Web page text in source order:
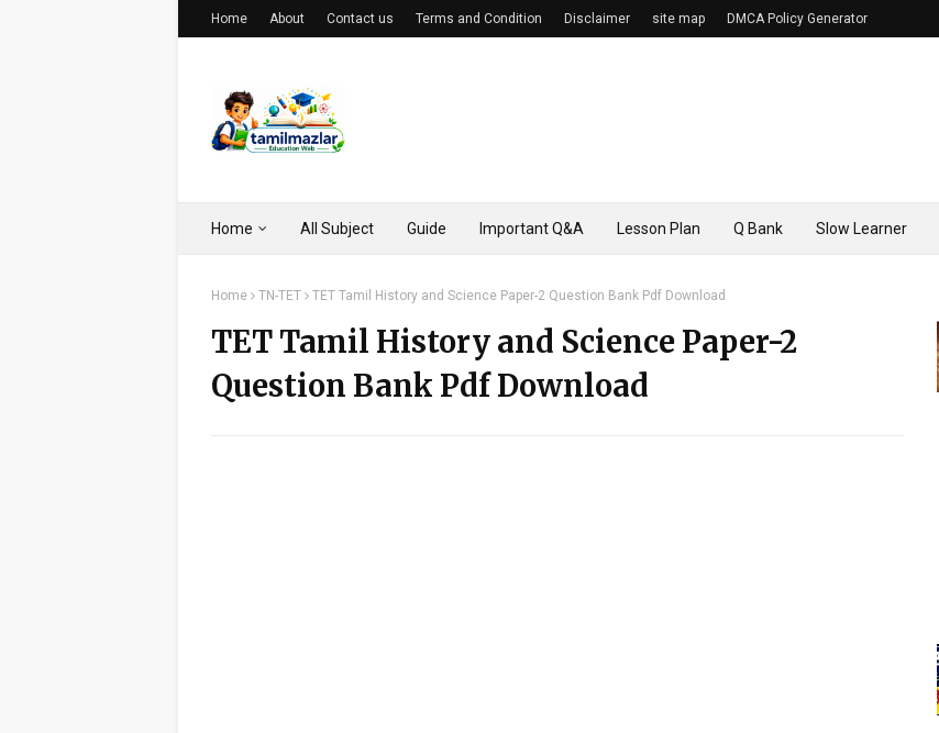
Home About Contact us Terms and Condition Disclaimer site map DMCA Policy Generator
Home All Subject Guide Important Q&A Lesson Plan Q Bank Slow Learner
Home TN-TET TET Tamil History and Science Paper-2 Question Bank Pdf Download
TET Tamil History and Science Paper-2
Question Bank Pdf Download